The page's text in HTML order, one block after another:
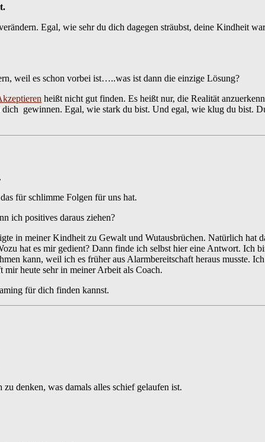
Egal, wie sehr du dich dagegen sträubst, deine Kindheit
weil es schon vorbei ist…..was ist dann die einzige Lösung?
heißt nicht gut finden. Es heißt nur, die Realität
gewinnen. Egal, wie stark du bist. Und egal, wie klug du bist.
für schlimme Folgen für uns hat.
ich positives daraus ziehen?
in meiner Kindheit zu Gewalt und Wutausbrüchen. Natürlich hat
hat es mir gedient? Dann finde ich selbst hier eine Antwort. Ich
kann, weil ich es früher aus Alarmbereitschaft heraus musste.
heute sehr in meiner Arbeit als Coach.
für dich finden kannst.
denken, was damals alles schief gelaufen ist.